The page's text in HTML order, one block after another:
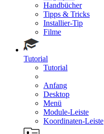
Handbücher
Tipps & Tricks
Installier-Tip
Filme
Tutorial
Tutorial
Anfang
Desktop
Menü
Module-Leiste
Koordinaten-Leiste